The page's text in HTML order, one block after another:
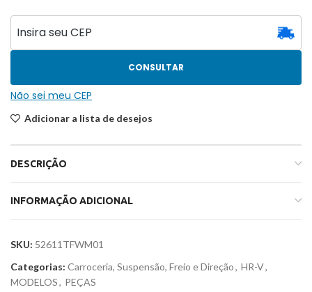
CONSULTAR
Não sei meu CEP
Adicionar a lista de desejos
DESCRIÇÃO
INFORMAÇÃO ADICIONAL
SKU: 52611TFWM01
Categorias: Carroceria, Suspensão, Freio e Direção, HR-V,
MODELOS, PEÇAS